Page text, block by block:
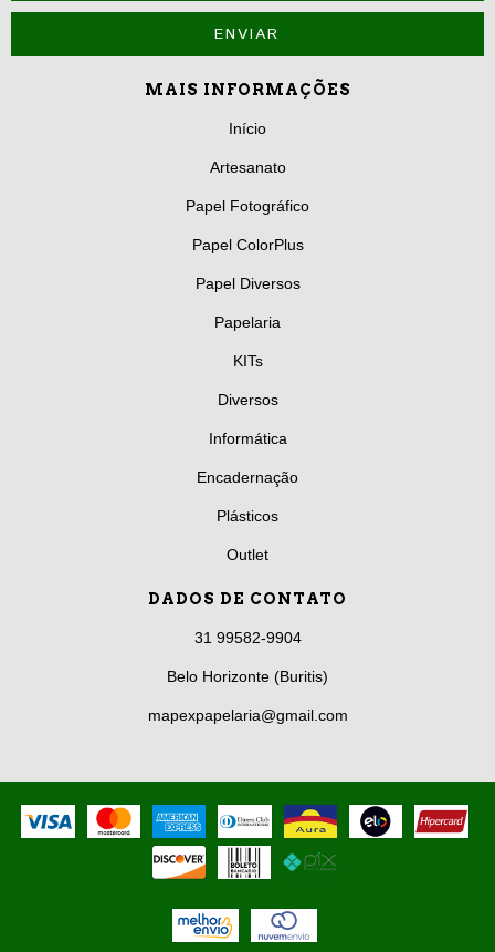
MAIS INFORMAÇÕES
Início
Artesanato
Papel Fotográfico
Papel ColorPlus
Papel Diversos
Papelaria
KITs
Diversos
Informática
Encadernação
Plásticos
Outlet
DADOS DE CONTATO
31 99582-9904
Belo Horizonte (Buritis)
mapexpapelaria@gmail.com